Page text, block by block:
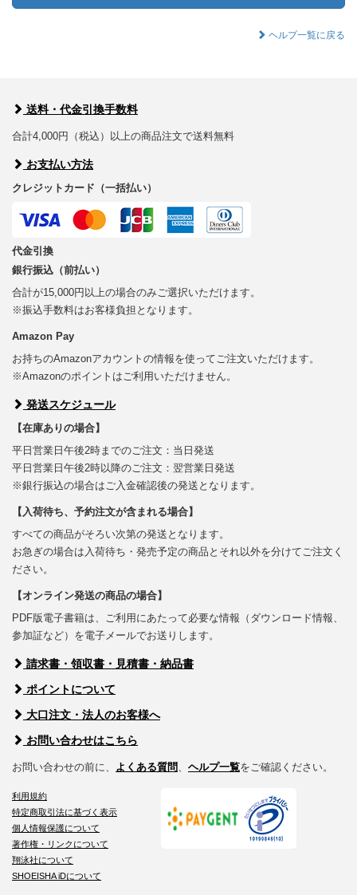
ヘルプ一覧に戻る
送料・代金引換手数料
合計4,000円（税込）以上の商品注文で送料無料
お支払い方法
クレジットカード（一括払い）
代金引換
銀行振込（前払い）
合計が15,000円以上の場合のみご選択いただけます。
※振込手数料はお客様負担となります。
Amazon Pay
お持ちのAmazonアカウントの情報を使ってご注文いただけます。
※Amazonのポイントはご利用いただけません。
発送スケジュール
【在庫ありの場合】
平日営業日午後2時までのご注文：当日発送
平日営業日午後2時以降のご注文：翌営業日発送
※銀行振込の場合はご入金確認後の発送となります。
【入荷待ち、予約注文が含まれる場合】
すべての商品がそろい次第の発送となります。
お急ぎの場合は入荷待ち・発売予定の商品とそれ以外を分けてご注文く
ださい。
【オンライン発送の商品の場合】
PDF版電子書籍は、ご利用にあたって必要な情報（ダウンロード情報、
参加証など）を電子メールでお送りします。
請求書・領収書・見積書・納品書
ポイントについて
大口注文・法人のお客様へ
お問い合わせはこちら
お問い合わせの前に、 よくある質問 ヘルプ一覧をご確認ください。
利用規約
特定商取引法に基づく表示
個人情報保護について
著作権・リンクについて
翔泳社について
SHOEISHA iDについて